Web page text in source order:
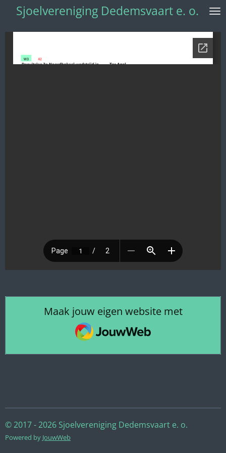
naar
hoofdinhoud
Sjoelvereniging Dedemsvaart e. o.
Maak jouw eigen website met
JouwWeb
© 2017 - 2026 Sjoelvereniging Dedemsvaart e. o.
Powered by JouwWeb